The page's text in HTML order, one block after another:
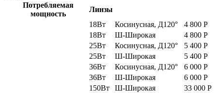
Потребляемая
мощность
Линзы
18Вт
Косинусная, Д120° 4 800 Р
18Вт
Ш-Широкая 4 800 Р
25Вт
Косинусная, Д120° 5 400 Р
25Вт
Ш-Широкая 5 400 Р
36Вт
Косинусная, Д120° 6 000 Р
36Вт
Ш-Широкая 6 000 Р
150Вт
Ш-Широкая 33 000 Р